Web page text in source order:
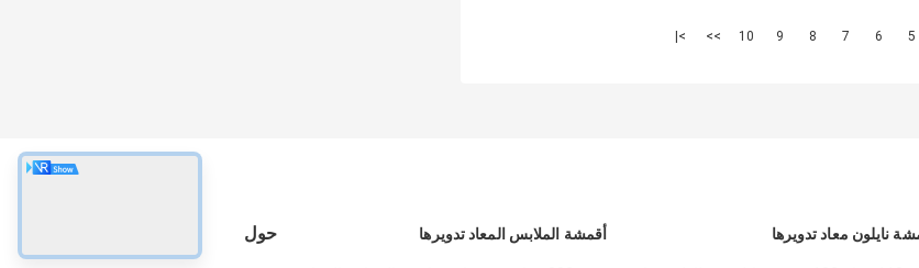
5
6
7
8
9
10
>>
>|
حول أقمشة الملابس المعاد تدويرها نايلون معاد تدويرها